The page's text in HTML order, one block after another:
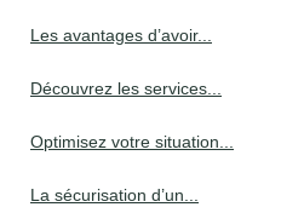
Les avantages d’avoir...
Découvrez les services...
Optimisez votre situation...
La sécurisation d’un...